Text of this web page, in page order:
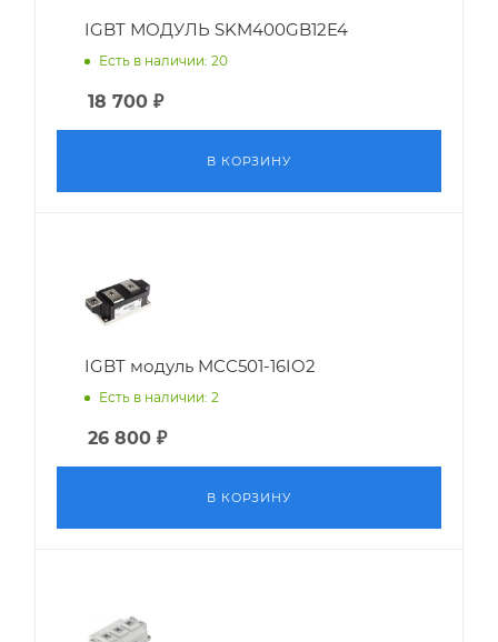
IGBT МОДУЛЬ SKM400GB12E4
Есть в наличии: 20
18 700 ₽
В КОРЗИНУ
IGBT модуль MCC501-16IO2
Есть в наличии: 2
26 800 ₽
В КОРЗИНУ